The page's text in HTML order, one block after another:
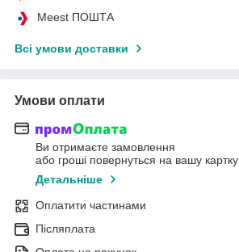
Meest ПОШТА
Всі умови доставки
Умови оплати
Ви отримаєте замовлення
або гроші повернуться на вашу картку
Детальніше
Оплатити частинами
Післяплата